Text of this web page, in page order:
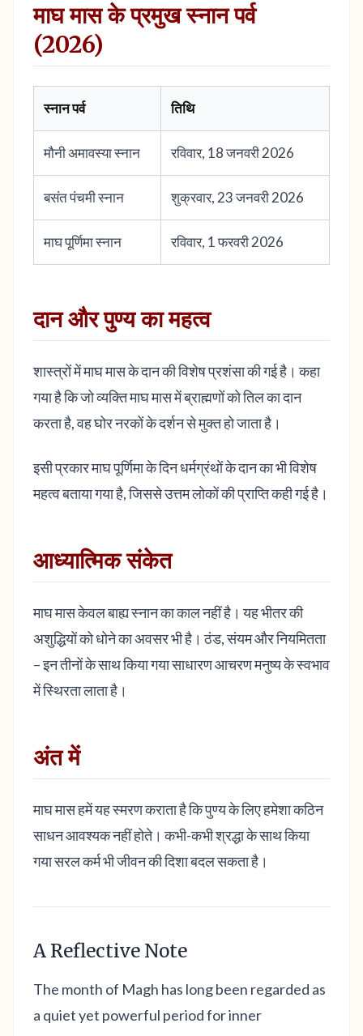
माघ मास के प्रमुख स्नान पर्व
(2026)
स्नान पर्व तिथि
मौनी अमावस्या स्नान रविवार, 18 जनवरी 2026
बसंत पंचमी स्नान शुक्रवार, 23 जनवरी 2026
माघ पूर्णिमा स्नान रविवार, 1 फरवरी 2026
दान और पुण्य का महत्व
शास्त्रों में माघ मास के दान की विशेष प्रशंसा की गई है। कहा
गया है कि जो व्यक्ति माघ मास में ब्राह्मणों को तिल का दान
करता है, वह घोर नरकों के दर्शन से मुक्त हो जाता है।
इसी प्रकार माघ पूर्णिमा के दिन धर्मग्रंथों के दान का भी विशेष
महत्व बताया गया है, जिससे उत्तम लोकों की प्राप्ति कही गई है।
आध्यात्मिक संकेत
माघ मास केवल बाह्य स्नान का काल नहीं है। यह भीतर की
अशुद्धियों को धोने का अवसर भी है। ठंड, संयम और नियमितता
– इन तीनों के साथ किया गया साधारण आचरण मनुष्य के स्वभाव
में स्थिरता लाता है।
अंत में
माघ मास हमें यह स्मरण कराता है कि पुण्य के लिए हमेशा कठिन
साधन आवश्यक नहीं होते। कभी-कभी श्रद्धा के साथ किया
गया सरल कर्म भी जीवन की दिशा बदल सकता है।
A Reflective Note
The month of Magh has long been regarded as
a quiet yet powerful period for inner